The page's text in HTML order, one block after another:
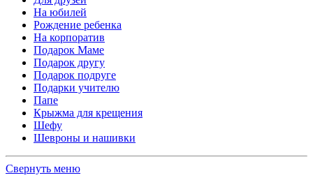
На юбилей
Рождение ребенка
На корпоратив
Подарок Маме
Подарок другу
Подарок подруге
Подарки учителю
Папе
Крыжма для крещения
Шефу
Шевроны и нашивки
Свернуть меню